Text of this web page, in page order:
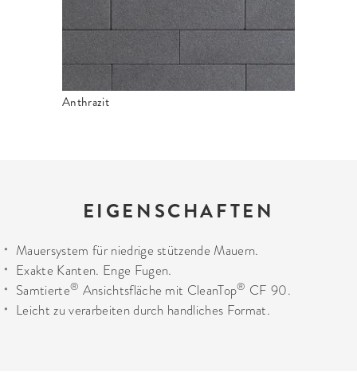
Anthrazit
EIGENSCHAFTEN
Mauersystem für niedrige stützende Mauern.
Exakte Kanten. Enge Fugen.
Samtierte® Ansichtsfläche mit CleanTop® CF 90.
Leicht zu verarbeiten durch handliches Format.